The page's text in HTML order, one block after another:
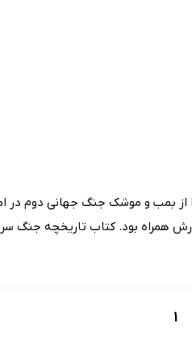
از بمب و موشک جنگ جهانی دوم در
همراه بود. کتاب تاریخچه جنگ
1